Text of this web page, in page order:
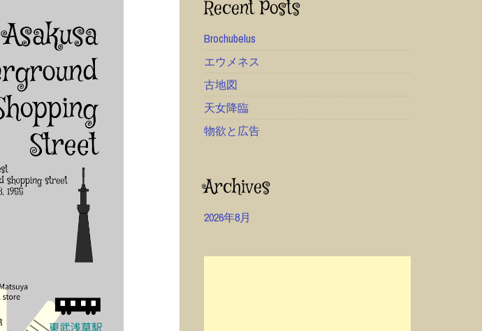
Recent Posts
Brochubelus
エウメネス
古地図
天女降臨
物欲と広告
Archives
2026年8月